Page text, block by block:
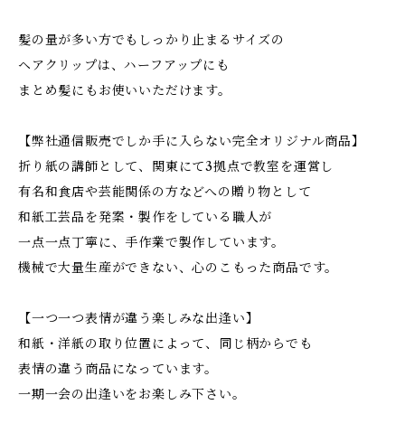
髪の量が多い方でもしっかり止まるサイズの
ヘアクリップは、ハーフアップにも
まとめ髪にもお使いいただけます。
【弊社通信販売でしか手に入らない完全オリジナル商品】
折り紙の講師として、関東にて3拠点で教室を運営し
有名和食店や芸能関係の方などへの贈り物として
和紙工芸品を発案・製作をしている職人が
一点一点丁寧に、手作業で製作しています。
機械で大量生産ができない、心のこもった商品です。
【一つ一つ表情が違う楽しみな出逢い】
和紙・洋紙の取り位置によって、同じ柄からでも
表情の違う商品になっています。
一期一会の出逢いをお楽しみ下さい。